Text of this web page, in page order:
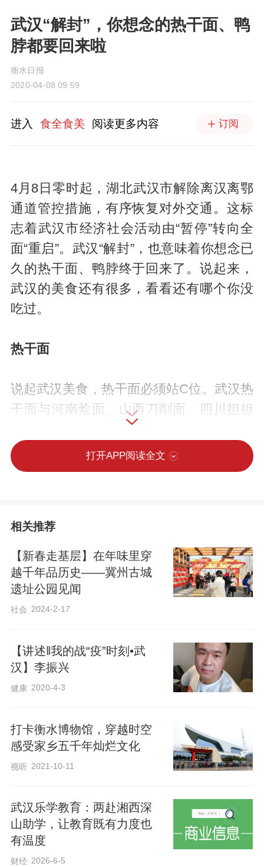
武汉“解封”，你想念的热干面、鸭
脖都要回来啦
衡水日报
2020-04-08 09:59
进入 食全食美 阅读更多内容 订阅
4月8日零时起，湖北武汉市解除离汉离鄂
通道管控措施，有序恢复对外交通。这标
志着武汉市经济社会活动由“暂停”转向全
面“重启”。武汉“解封”，也意味着你想念已
久的热干面、鸭脖终于回来了。说起来，
武汉的美食还有很多，看看还有哪个你没
吃过。
热干面
说起武汉美食，热干面必须站C位。武汉热
干面与河南烩面、山西刀削面、四川担担
面并称为中国四大名面。疫情期间，热干
面也间接变身为武汉的代名词，全国各地
为热干面加油的场景，感动无数网友。到
刚出锅的面，浇上调制好的芝麻酱和酱
油、盐、味精、胡椒粉、辣萝卜丁、酸豆
角、葱花、辣椒油等调料。快速搅拌起来
碗肯定不够，那就再来一碗。
鸭脖
打开APP阅读全文
相关推荐
【新春走基层】在年味里穿
越千年品历史——冀州古城
遗址公园见闻
社会 2024-2-17
【讲述‖我的战“疫”时刻•武
汉】李振兴
健康 2020-4-3
打卡衡水博物馆，穿越时空
感受家乡五千年灿烂文化
视听 2021-10-11
武汉乐学教育：两赴湘西深
山助学，让教育既有力度也
有温度
财经 2026-6-5